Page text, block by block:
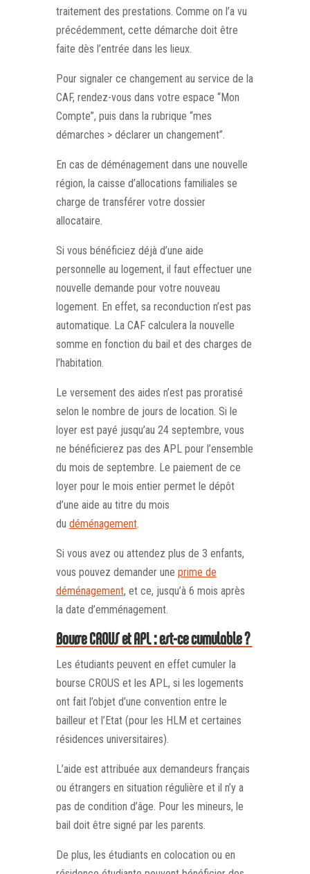
traitement des prestations. Comme on l’a vu
précédemment, cette démarche doit être
faite dès l’entrée dans les lieux.
Pour signaler ce changement au service de la
CAF, rendez-vous dans votre espace “Mon
Compte”, puis dans la rubrique “mes
démarches > déclarer un changement”.
En cas de déménagement dans une nouvelle
région, la caisse d’allocations familiales se
charge de transférer votre dossier
allocataire.
Si vous bénéficiez déjà d’une aide
personnelle au logement, il faut effectuer une
nouvelle demande pour votre nouveau
logement. En effet, sa reconduction n’est pas
automatique. La CAF calculera la nouvelle
somme en fonction du bail et des charges de
l’habitation.
Le versement des aides n’est pas proratisé
selon le nombre de jours de location. Si le
loyer est payé jusqu’au 24 septembre, vous
ne bénéficierez pas des APL pour l’ensemble
du mois de septembre. Le paiement de ce
loyer pour le mois entier permet le dépôt
d’une aide au titre du mois
du déménagement.
Si vous avez ou attendez plus de 3 enfants,
vous pouvez demander une prime de
déménagement, et ce, jusqu’à 6 mois après
la date d’emménagement.
Bourse CROUS et APL : est-ce cumulable ?
Les étudiants peuvent en effet cumuler la
bourse CROUS et les APL, si les logements
ont fait l’objet d’une convention entre le
bailleur et l’Etat (pour les HLM et certaines
résidences universitaires).
L’aide est attribuée aux demandeurs français
ou étrangers en situation régulière et il n’y a
pas de condition d’âge. Pour les mineurs, le
bail doit être signé par les parents.
De plus, les étudiants en colocation ou en